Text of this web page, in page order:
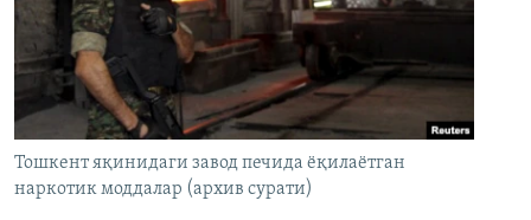
Тошкент яқинидаги завод печида ёқилаётган
наркотик моддалар (архив сурати)